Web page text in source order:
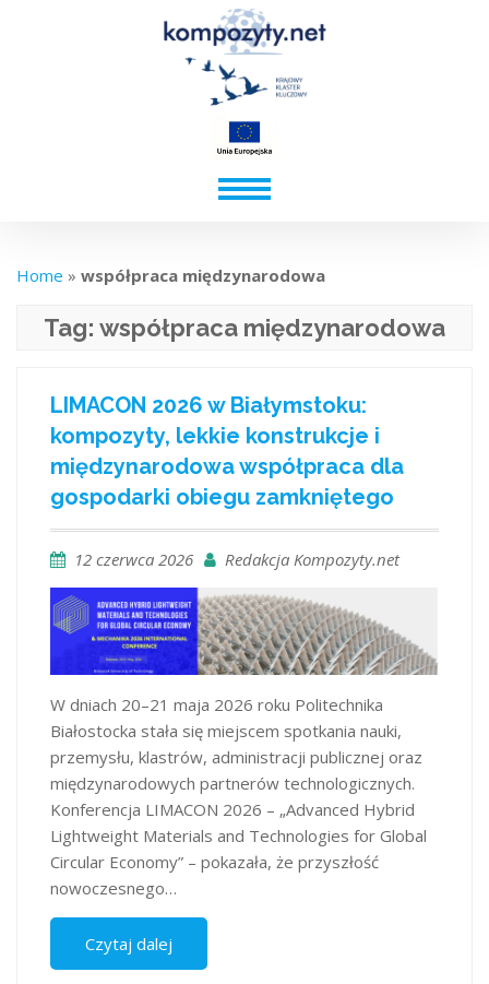
Home » współpraca międzynarodowa
Tag: współpraca międzynarodowa
LIMACON 2026 w Białymstoku:
kompozyty, lekkie konstrukcje i
międzynarodowa współpraca dla
gospodarki obiegu zamkniętego
12 czerwca 2026 Redakcja Kompozyty.net
W dniach 20–21 maja 2026 roku Politechnika
Białostocka stała się miejscem spotkania nauki,
przemysłu, klastrów, administracji publicznej oraz
międzynarodowych partnerów technologicznych.
Konferencja LIMACON 2026 – „Advanced Hybrid
Lightweight Materials and Technologies for Global
Circular Economy” – pokazała, że przyszłość
nowoczesnego…
Czytaj dalej